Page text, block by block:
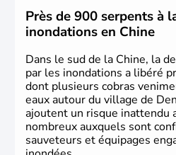
constituée comme nation et a
en 1945. Illustre pays en
gardistes, la Chine a été la
de l'imprimerie à caractères
la poudre à canon.
Près de 900 serpents à
inondations en Chine
Dans le sud de la Chine, la
par les inondations a libéré
dont plusieurs cobras
eaux autour du village de
ajoutent un risque inattendu
nombreux auxquels sont
sauveteurs et équipages